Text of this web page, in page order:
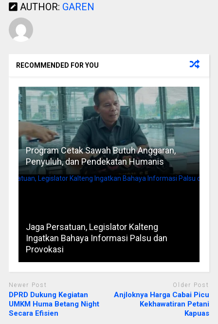
AUTHOR: GAREN
RECOMMENDED FOR YOU
Program Cetak Sawah Butuh Anggaran,
Penyuluh, dan Pendekatan Humanis
Jaga Persatuan, Legislator Kalteng
Ingatkan Bahaya Informasi Palsu dan
Provokasi
Newer Post
DPRD Dukung Kegiatan
UMKM Huma Betang Night
Secara Efisien
Older Post
Anjloknya Harga Cabai Picu
Kekhawatiran Petani
Kapuas